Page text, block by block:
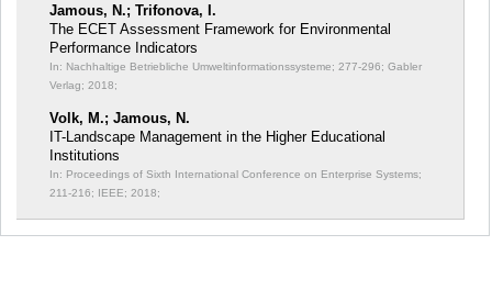
Jamous, N.; Trifonova, I.
The ECET Assessment Framework for Environmental
Performance Indicators
In: Nachhaltige Betriebliche Umweltinformationssysteme; 277-296; Gabler
Verlag; 2018;
Volk, M.; Jamous, N.
IT-Landscape Management in the Higher Educational
Institutions
In: Proceedings of Sixth International Conference on Enterprise Systems;
211-216; IEEE; 2018;